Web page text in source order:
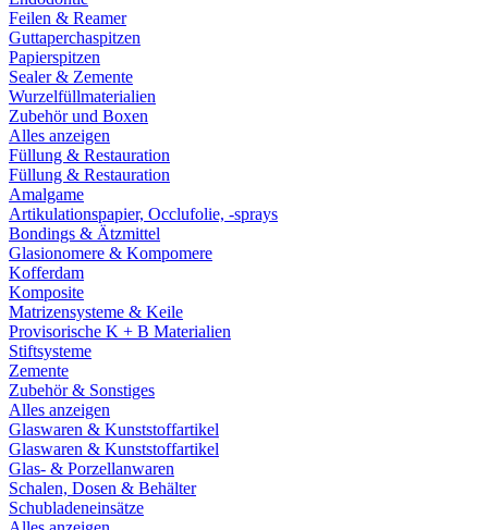
Feilen & Reamer
Guttaperchaspitzen
Papierspitzen
Sealer & Zemente
Wurzelfüllmaterialien
Zubehör und Boxen
Alles anzeigen
Füllung & Restauration
Füllung & Restauration
Amalgame
Artikulationspapier, Occlufolie, -sprays
Bondings & Ätzmittel
Glasionomere & Kompomere
Kofferdam
Komposite
Matrizensysteme & Keile
Provisorische K + B Materialien
Stiftsysteme
Zemente
Zubehör & Sonstiges
Alles anzeigen
Glaswaren & Kunststoffartikel
Glaswaren & Kunststoffartikel
Glas- & Porzellanwaren
Schalen, Dosen & Behälter
Schubladeneinsätze